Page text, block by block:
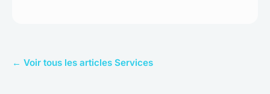
← Voir tous les articles Services